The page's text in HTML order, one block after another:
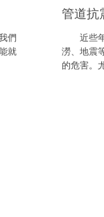
們
就
管道抗
近些年
澇、地震
的危害。